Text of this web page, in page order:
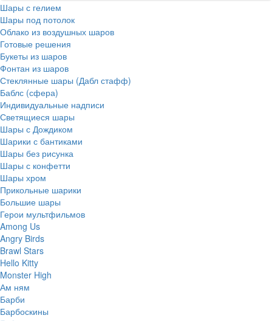
Шары с гелием
Шары под потолок
Облако из воздушных шаров
Готовые решения
Букеты из шаров
Фонтан из шаров
Стеклянные шары (Дабл стафф)
Баблс (сфера)
Индивидуальные надписи
Светящиеся шары
Шары с Дождиком
Шарики с бантиками
Шары без рисунка
Шары с конфетти
Шары хром
Прикольные шарики
Большие шары
Герои мультфильмов
Among Us
Angry Birds
Brawl Stars
Hello Kitty
Monster High
Ам ням
Барби
Барбоскины